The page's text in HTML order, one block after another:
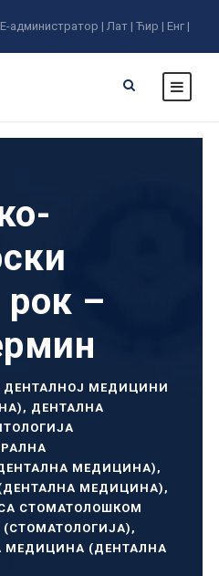
Е-администратор | Лат | Ћир | Енг |
рок –
ДЕНТАЛНОЈ МЕДИЦИНИ
, ДЕНТАЛНА
МЕДИЦИНА) ,
МЕДИЦИНА),
СТОМАТОЛОШКОМ
,
МЕДИЦИНА (ДЕНТАЛНА